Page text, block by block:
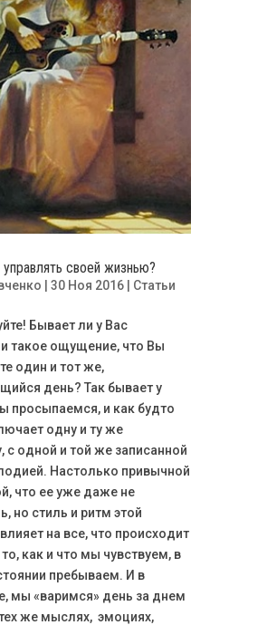
управлять своей жизнью?
| 30 Ноя 2016 | Статьи
Бывает ли у Вас
такое ощущение, что Вы
один и тот же,
день? Так бывает у
просыпаемся, и как будто
одну и ту же
с одной и той же записанной
Настолько привычной
что ее уже даже не
но стиль и ритм этой
на все, что происходит
как и что мы чувствуем, в
пребываем. И в
мы «варимся» день за днем
же мыслях, эмоциях,